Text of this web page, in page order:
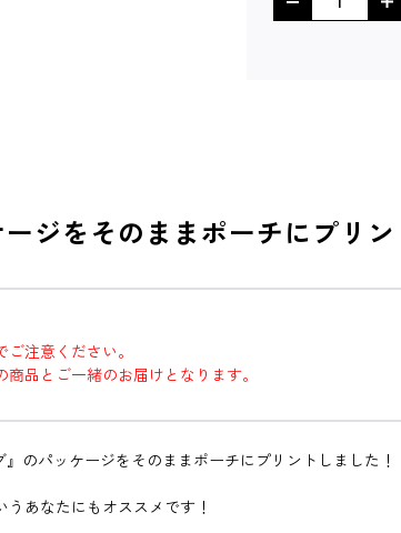
ジをそのままポーチにプリン
注意ください。
品とご一緒のお届けとなります。
のパッケージをそのままポーチにプリントしました！
あなたにもオススメです！